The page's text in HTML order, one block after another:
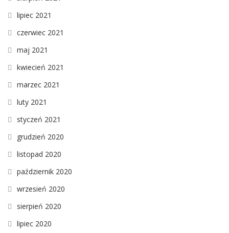
lipiec 2021
czerwiec 2021
maj 2021
kwiecień 2021
marzec 2021
luty 2021
styczeń 2021
grudzień 2020
listopad 2020
październik 2020
wrzesień 2020
sierpień 2020
lipiec 2020